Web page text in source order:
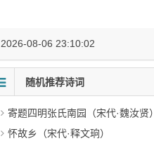
2026-08-06 23:10:02
随机推荐诗词
寄题四明张氏南园（宋代·魏汝贤）
怀故乡（宋代·释文珦）